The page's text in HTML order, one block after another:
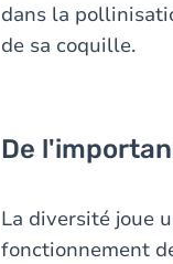
dans la
de sa coquille.
De
La diversité joue
fonctionnement